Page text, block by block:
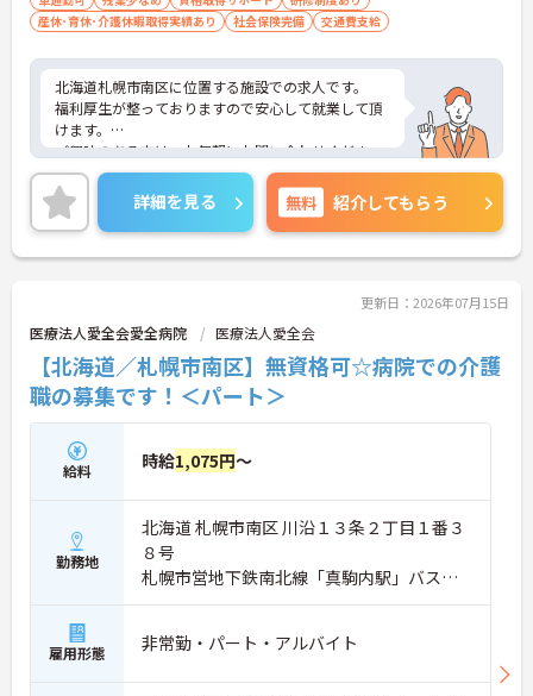
産休･育休･介護休暇取得実績あり
社会保険完備 交通費支給
北海道札幌市南区に位置する施設での求人です。
福利厚生が整っておりますので安心して就業して頂
けます。
ご興味のある方は、お気軽にお問い合わせくださ
い。
詳細を見る 無料 紹介してもらう
更新日：2026年07月15日
医療法人愛全会愛全病院 医療法人愛全会
【北海道／札幌市南区】無資格可☆病院での介護
職の募集です！＜パート＞
給料 時給1,075円～
勤務地
北海道 札幌市南区 川沿１３条２丁目１番３
８号
札幌市営地下鉄南北線「真駒内駅」バス・
車10分
雇用形態 非常勤・パート・アルバイト